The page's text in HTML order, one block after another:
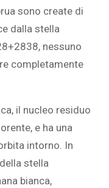
sono create di
dalla stella
nessuno
completamente
il nucleo residuo
e ha una
intorno. In
stella
bianca,